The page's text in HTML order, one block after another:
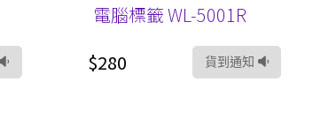
電腦標籤 WL-5001R
$280
貨到通知